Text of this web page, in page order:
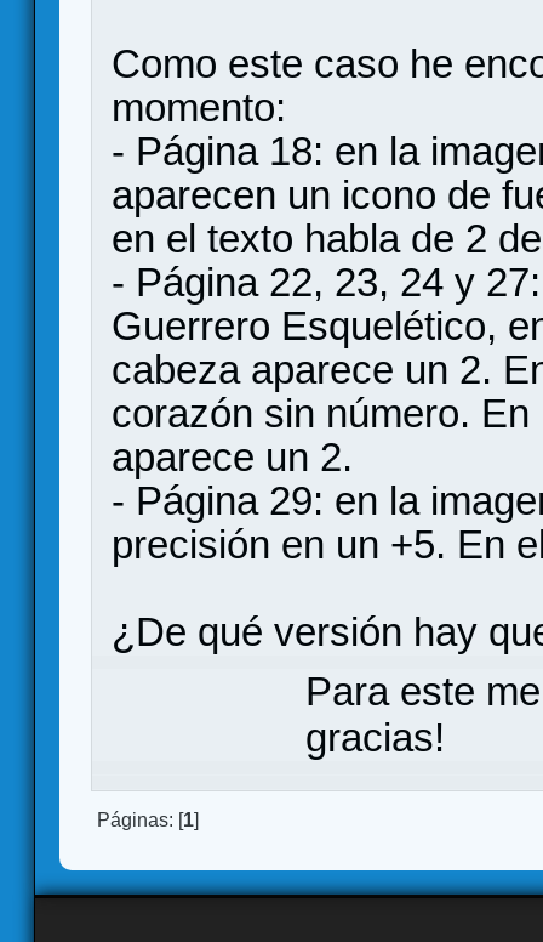
Como este caso he
momento:
- Página 18: en la
aparecen un icono de
en el texto habla de 2
- Página 22, 23, 24 y
Guerrero Esquelético,
cabeza aparece un 2.
corazón sin número.
aparece un 2.
- Página 29: en la
precisión en un +5. En
¿De qué versión hay
Para este
gracias!
Páginas: [1]